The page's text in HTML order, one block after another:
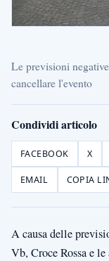
Le previsioni
cancellare l'evento
Condividi articolo
FACEBOOK X
EMAIL COPIA
A causa delle
Vb, Croce Rossa e